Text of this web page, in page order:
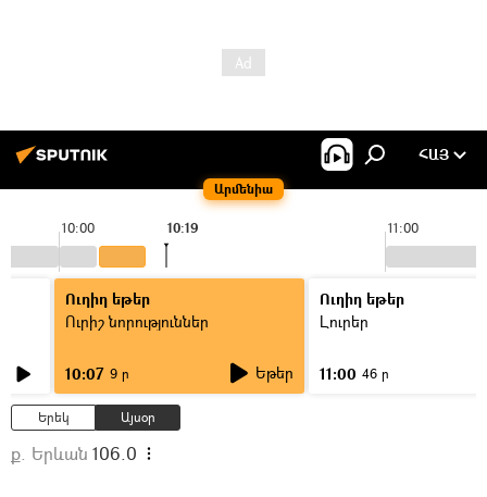
Արմենիա
ՀԱՅ
10:00 11:00
10:19
Ուղիղ եթեր
Ուրիշ նորություններ
10:07 9 ր Եթեր
Ուղիղ եթեր
Լուրեր
11:00 46 ր
Երեկ Այսօր
ք. Երևան 106.0